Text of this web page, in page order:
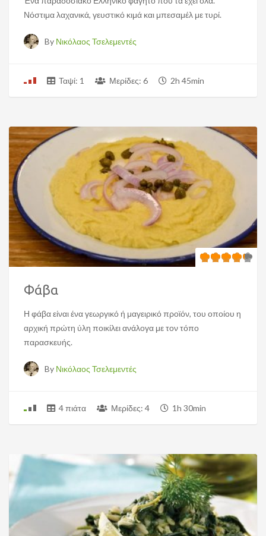
Νόστιμα λαχανικά, γευστικό κιμά και μπεσαμέλ με τυρί.
By Νικόλαος Τσελεμεντές
Ταψί: 1 Μερίδες: 6 2h 45min
Φάβα
Η φάβα είναι ένα γεωργικό ή μαγειρικό προϊόν, του οποίου η
αρχική πρώτη ύλη ποικίλει ανάλογα με τον τόπο
παρασκευής.
By Νικόλαος Τσελεμεντές
4 πιάτα Μερίδες: 4 1h 30min